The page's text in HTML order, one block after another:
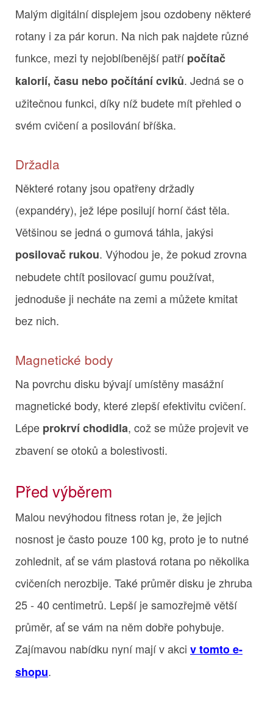
Malým digitální displejem jsou ozdobeny některé
rotany i za pár korun. Na nich pak najdete různé
funkce, mezi ty nejoblíbenější patřípočítač
kalorií, času nebo počítání cviků. Jedná se o
užitečnou funkci, díky níž budete mít přehled o
svém cvičení a posilování bříška.
Držadla
Některé rotany jsou opatřeny držadly
(expandéry), jež lépe posilují horní část těla.
Většinou se jedná o gumová táhla, jakýsi
posilovač rukou. Výhodou je, že pokud zrovna
nebudete chtít posilovací gumu používat,
jednoduše ji necháte na zemi a můžete kmitat
bez nich.
Magnetické body
Na povrchu disku bývají umístěny masážní
magnetické body, které zlepší efektivitu cvičení.
Lépe prokrví chodidla, což se může projevit ve
zbavení se otoků a bolestivosti.
Před výběrem
Malou nevýhodou fitness rotan je, že jejich
nosnost je často pouze 100 kg, proto je to nutné
zohlednit, ať se vám plastová rotana po několika
cvičeních nerozbije. Také průměr disku je zhruba
25 - 40 centimetrů. Lepší je samozřejmě větší
průměr, ať se vám na něm dobře pohybuje.
Zajímavou nabídku nyní mají v akci v tomto e-
shopu.